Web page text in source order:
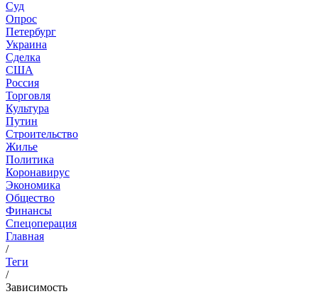
Суд
Опрос
Петербург
Украина
Сделка
США
Россия
Торговля
Культура
Путин
Строительство
Жилье
Политика
Коронавирус
Экономика
Общество
Финансы
Спецоперация
Главная
/
Теги
/
Зависимость